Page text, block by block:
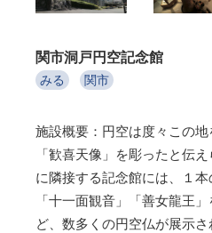
関市洞戸円空記念館
みる 関市
施設概要：円空は度々この
「歓喜天像」を彫ったと伝
に隣接する記念館には、１本
「十一面観音」「善女龍王
ど、数多くの円空仏が展示さ